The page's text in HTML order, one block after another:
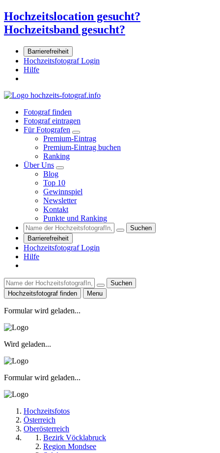
Hochzeitslocation gesucht?
Hochzeitsband gesucht?
Barrierefreiheit
Hochzeitsfotograf Login
Hilfe
Fotograf finden
Fotograf eintragen
Für Fotografen
Premium-Eintrag
Premium-Eintrag buchen
Ranking
Über Uns
Blog
Top 10
Gewinnspiel
Newsletter
Kontakt
Punkte und Ranking
Suchen
Barrierefreiheit
Hochzeitsfotograf Login
Hilfe
Suchen
Hochzeitsfotograf finden
Menu
Formular wird geladen...
Wird geladen...
Formular wird geladen...
Hochzeitsfotos
Österreich
Oberösterreich
Bezirk Vöcklabruck
Region Mondsee